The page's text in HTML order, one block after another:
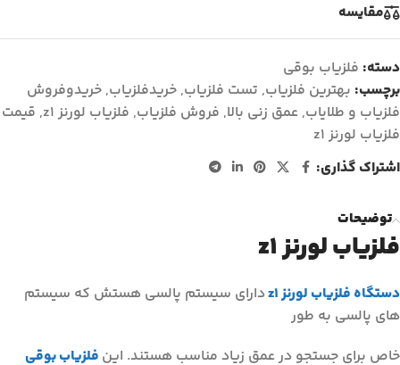
مقايسه
دسته: فلزیاب بوقی
برچسب: بهترین فلزیاب, تست فلزیاب, خریدفلزیاب, خریدوفروش
فلزیاب و طلایاب, عمق زنی بالا, فروش فلزیاب, فلزیاب لورنز z1 , قیمت
فلزیاب لورنز z1
اشتراک گذاری:
توضیحات
فلزیاب لورنز z1
دستگاه فلزیاب لورنز z1
دارای سیستم پالسی هستش که سیستم
های پالسی به طور
خاص برای جستجو در عمق زیاد مناسب هستند. این فلزیاب بوقی